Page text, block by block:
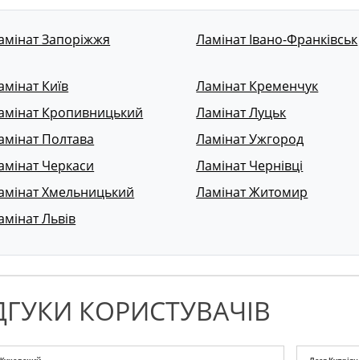
Запоріжжя Ламінат Івано-Франківськ
Київ
Ламінат Кременчук
Кропивницький
Ламінат Луцьк
Полтава
Ламінат Ужгород
Черкаси
Ламінат Чернівці
Хмельницький
Ламінат Житомир
Львів
КОРИСТУВАЧІВ